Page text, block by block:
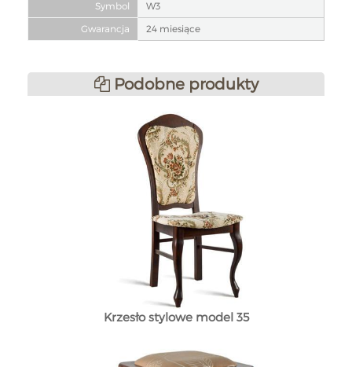
Symbol
W3
Gwarancja
24 miesiące
Podobne produkty
Krzesło stylowe model 35